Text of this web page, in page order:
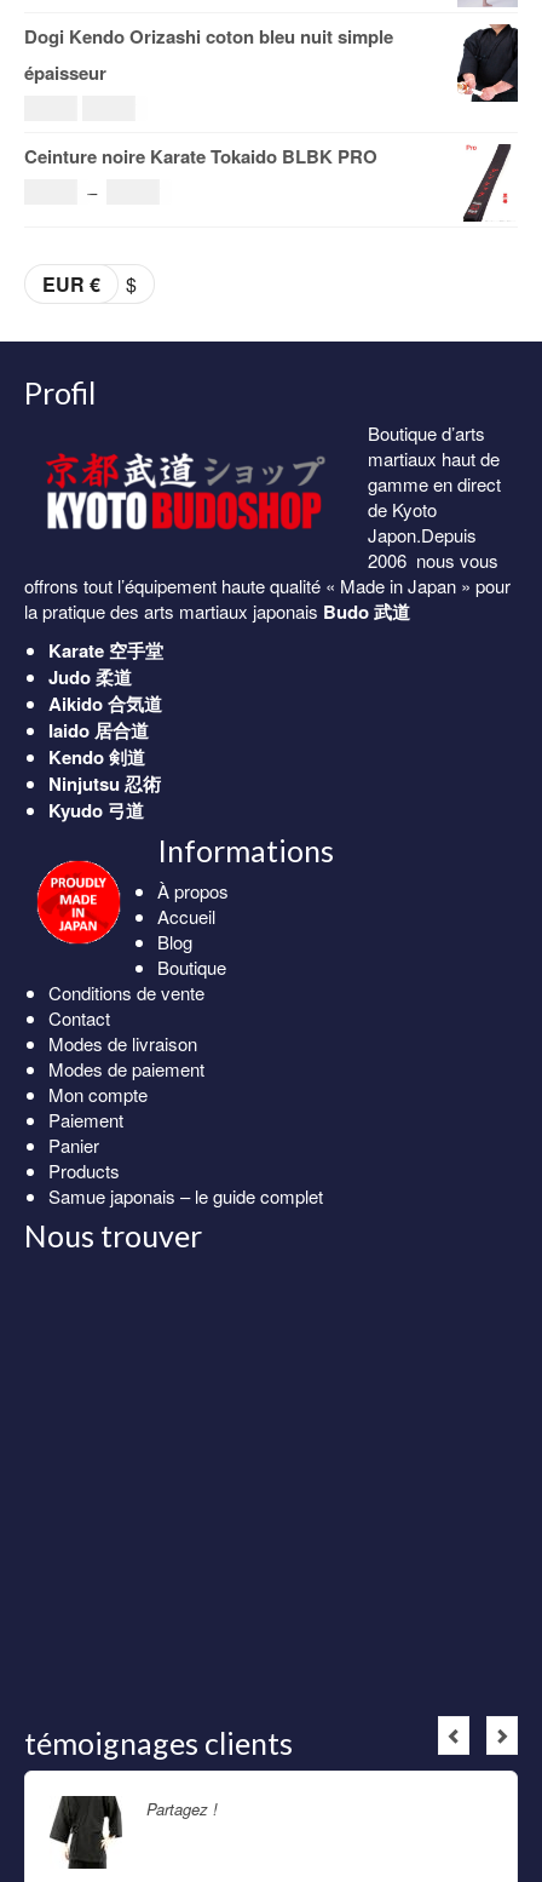
à prix :
153.00€
Dogi Kendo Orizashi coton bleu nuit simple
épaisseur
Ceinture noire Karate Tokaido BLBK PRO
–
à
EUR € $
Profil
Boutique d’arts
martiaux haut de
gamme en direct
de Kyoto
Japon.Depuis
2006 nous vous
offrons tout l’équipement haute qualité « Made in Japan » pour
la pratique des arts martiaux japonais Budo 武道
Karate 空手堂
Judo柔道
Aikido合気道
Iaido 居合道
Kendo剣道
Ninjutsu忍術
Kyudo 弓道
Informations
À propos
Accueil
Blog
Boutique
Conditions de vente
Contact
Modes de livraison
Modes de paiement
Mon compte
Paiement
Panier
Products
Samue japonais – le guide complet
Nous trouver
témoignages clients
Partagez !